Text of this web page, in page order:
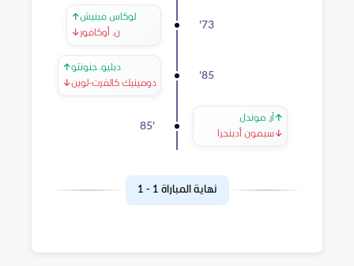
73
'
↑لوكاس فينيش
↓ن. أوكافور
85
'
↑دبليو. جنونتو
↓دومينيك كالفرت-لوين
↑ آر. موندل
↓سيمون أدينجرا
85'
نهاية المباراة 1
-
1